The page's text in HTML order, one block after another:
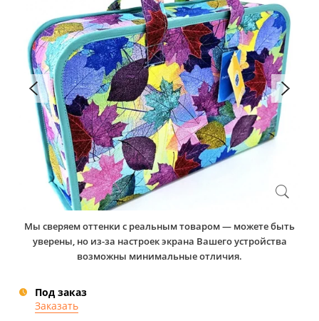
Мы сверяем оттенки с реальным товаром — можете быть
уверены, но из-за настроек экрана Вашего устройства
возможны минимальные отличия.
Под заказ
Заказать